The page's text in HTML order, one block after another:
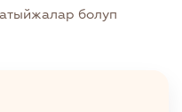
болуп